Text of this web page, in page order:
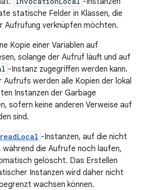
statische Felder in Klassen, die
Aufrufung verknüpfen möchten.
Kopie einer Variablen auf
solange der Aufruf läuft und auf
-Instanz zugegriffen werden kann.
Aufrufs werden alle Kopien der lokal
Instanzen der Garbage
sofern keine anderen Verweise auf
sind.
-Instanzen, auf die nicht
während die Aufrufe noch laufen,
gelöscht. Das Erstellen
Instanzen wird daher nicht
wachsen können.